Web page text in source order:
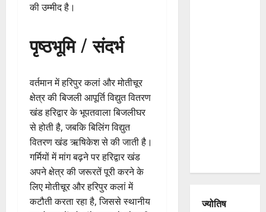
की उम्मीद है।
पृष्ठभूमि / संदर्भ
वर्तमान में हरिपुर कलां और मोतीचूर
क्षेत्र की बिजली आपूर्ति विद्युत वितरण
खंड हरिद्वार के भूपतवाला बिजलीघर
से होती है, जबकि बिलिंग विद्युत
वितरण खंड ऋषिकेश से की जाती है।
गर्मियों में मांग बढ़ने पर हरिद्वार खंड
अपने क्षेत्र की जरूरतें पूरी करने के
लिए मोतीचूर और हरिपुर कलां में
कटौती करता रहा है, जिससे स्थानीय
ज्योतिष